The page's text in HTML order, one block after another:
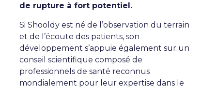
de rupture à fort potentiel.
Si Shooldy est né de l’observation du terrain
et de l’écoute des patients, son
développement s’appuie également sur un
conseil scientifique composé de
professionnels de santé reconnus
mondialement pour leur expertise dans le